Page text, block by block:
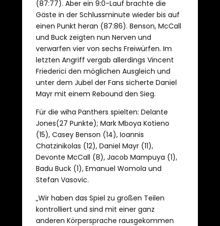
(87:77). Aber ein 9:0-Lauf brachte die
Gäste in der Schlussminute wieder bis auf
einen Punkt heran (87:86). Benson, McCall
und Buck zeigten nun Nerven und
verwarfen vier von sechs Freiwürfen. Im
letzten Angriff vergab allerdings Vincent
Friederici den möglichen Ausgleich und
unter dem Jubel der Fans sicherte Daniel
Mayr mit einem Rebound den Sieg.
Für die wiha Panthers spielten: Delante
Jones(27 Punkte); Mark Mboya Kotieno
(15), Casey Benson (14), Ioannis
Chatzinikolas (12), Daniel Mayr (11),
Devonte McCall (8), Jacob Mampuya (1),
Badu Buck (1), Emanuel Womola und
Stefan Vasovic.
„Wir haben das Spiel zu großen Teilen
kontrolliert und sind mit einer ganz
anderen Körpersprache rausgekommen